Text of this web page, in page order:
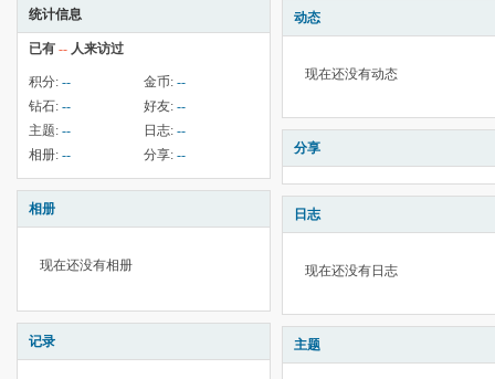
统计信息
已有 -- 人来访过
积分: -- 金币: --
钻石: -- 好友: --
主题: -- 日志: --
相册: -- 分享: --
相册
现在还没有相册
记录
动态
现在还没有动态
分享
日志
现在还没有日志
主题